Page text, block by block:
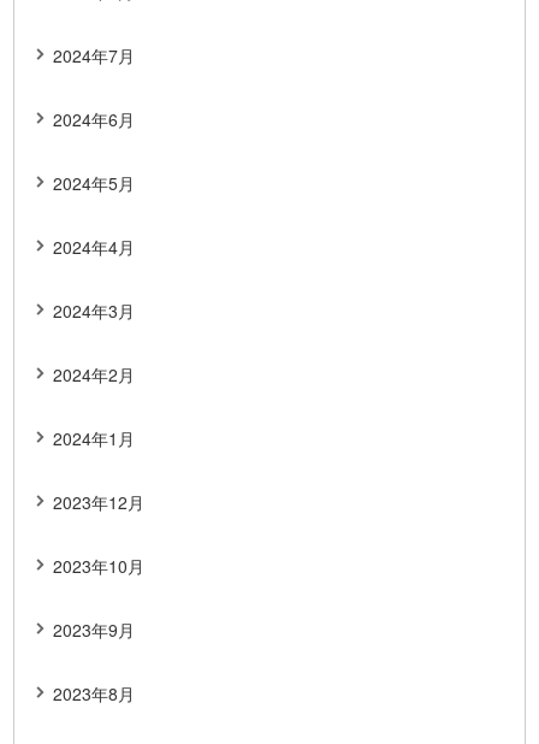
2024年7月
2024年6月
2024年5月
2024年4月
2024年3月
2024年2月
2024年1月
2023年12月
2023年10月
2023年9月
2023年8月